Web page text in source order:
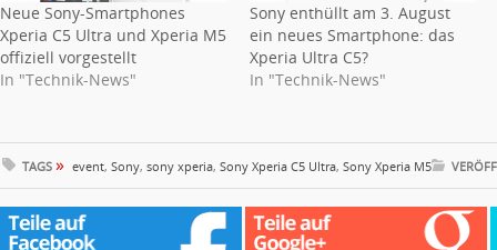
Neue Sony-Smartphones
Xperia C5 Ultra und Xperia M5
offiziell vorgestellt
In "Technik-News"
Sony enthüllt am 3. August
ein neues Smartphone: das
Xperia Ultra C5?
In "Technik-News"
TAGS » event, Sony, sony xperia, Sony Xperia C5 Ultra, Sony Xperia M5